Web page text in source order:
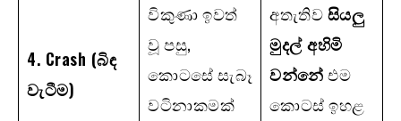
4. Crash (බිඳ
වැටීම)
විකුණා ඉවත්
වූ පසු,
කොටසේ සැබෑ
වටිනාකමක්
අතැතිවසියලු
මුදල් අහිමි
වන්නේඑම
කොටස් ඉහළ